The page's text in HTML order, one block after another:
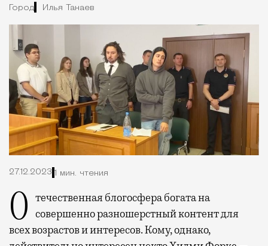
Город Илья Танаев
27.12.2023 1 мин. чтения
Отечественная блогосфера богата на совершенно разношерстный контент для
всех возрастов и интересов. Кому, однако,